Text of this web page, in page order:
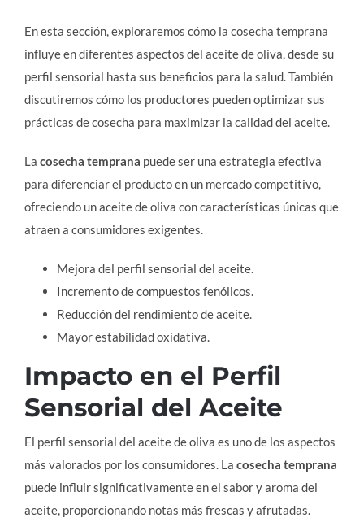
En esta sección, exploraremos cómo la cosecha temprana
influye en diferentes aspectos del aceite de oliva, desde su
perfil sensorial hasta sus beneficios para la salud. También
discutiremos cómo los productores pueden optimizar sus
prácticas de cosecha para maximizar la calidad del aceite.
La cosecha temprana puede ser una estrategia efectiva
para diferenciar el producto en un mercado competitivo,
ofreciendo un aceite de oliva con características únicas que
atraen a consumidores exigentes.
Mejora del perfil sensorial del aceite.
Incremento de compuestos fenólicos.
Reducción del rendimiento de aceite.
Mayor estabilidad oxidativa.
Impacto en el Perfil
Sensorial del Aceite
El perfil sensorial del aceite de oliva es uno de los aspectos
más valorados por los consumidores. La cosecha temprana
puede influir significativamente en el sabor y aroma del
aceite, proporcionando notas más frescas y afrutadas.